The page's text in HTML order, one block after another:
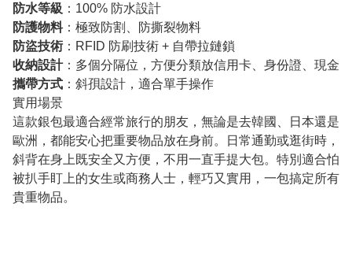
防水等級 ：100% 防水設計
防護物料：極致防割、防撕裂物料
防盜技術 ：RFID 防刷技術 + 自帶拉鏈鎖
收納設計：多個分隔位，方便分類放信用卡、身份證、現金
攜帶方式 ：斜孭設計，適合單手操作
實用場景
這款銀包最適合經常旅行的朋友，無論是去韓國、日本還是
歐洲，都能安心把重要物品放在身前。日常通勤或逛街時，
斜背在身上既安全又方便，不用一直手提大包。特別適合怕
被扒手盯上的女生或商務人士，輕巧又實用，一包搞定所有
貴重物品。